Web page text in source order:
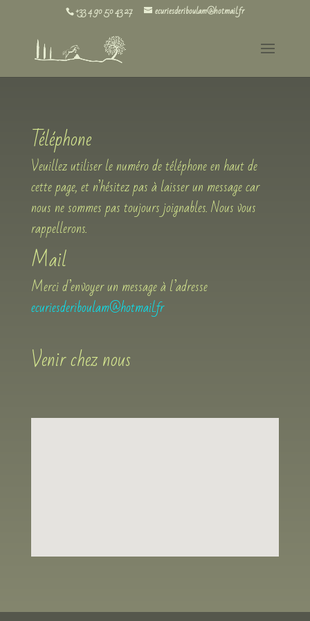
+33 4 90 50 43 27 ecuriesderiboulam@hotmail.fr
Téléphone
Veuillez utiliser le numéro de téléphone en haut de
cette page, et n’hésitez pas à laisser un message car
nous ne sommes pas toujours joignables. Nous vous
rappellerons.
Mail
Merci d’envoyer un message à l’adresse
ecuriesderiboulam@hotmail.fr
Venir chez nous